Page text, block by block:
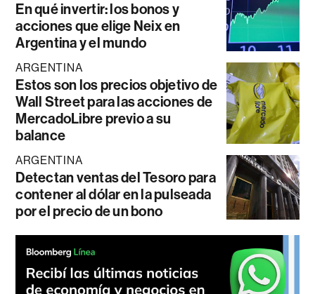
En qué invertir: los bonos y
acciones que elige Neix en
Argentina y el mundo
ARGENTINA
Estos son los precios objetivo de
Wall Street para las acciones de
MercadoLibre previo a su
balance
ARGENTINA
Detectan ventas del Tesoro para
contener al dólar en la pulseada
por el precio de un bono